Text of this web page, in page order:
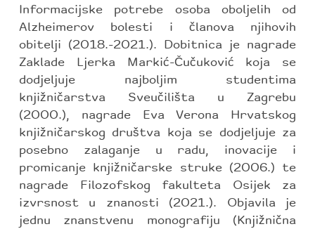
Informacijske potrebe osoba oboljelih od
Alzheimerov bolesti i članova njihovih
obitelji (2018.-2021.). Dobitnica je nagrade
Zaklade Ljerka Markić-Čučuković koja se
dodjeljuje najboljim studentima
knjižničarstva Sveučilišta u Zagrebu
(2000.), nagrade Eva Verona Hrvatskog
knjižničarskog društva koja se dodjeljuje za
posebno zalaganje u radu, inovacije i
promicanje knjižničarske struke (2006.) te
nagrade Filozofskog fakulteta Osijek za
izvrsnost u znanosti (2021.). Objavila je
jednu znanstvenu monografiju (Knjižnična